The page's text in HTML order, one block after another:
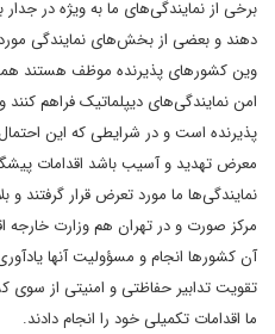
برخی از نمایندگی‌های ما به ویژه در
دهند و بعضی از بخش‌های نمایندگی مورد
وین کشورهای پذیرنده موظف هستند همه
امن نمایندگی‌های دیپلماتیک فراهم
پذیرنده است و در شرایطی که این
معرض تهدید و آسیب باشد اقدامات
نمایندگی‌ها ما مورد تعرض قرار گرفتند و
مرکز صورت و در تهران هم وزارت خارجه
آن کشورها انجام و مسؤولیت آنها
تقویت تدابیر حفاظتی و امنیتی از سوی
ما اقدامات تکمیلی خود را انجام دادند.